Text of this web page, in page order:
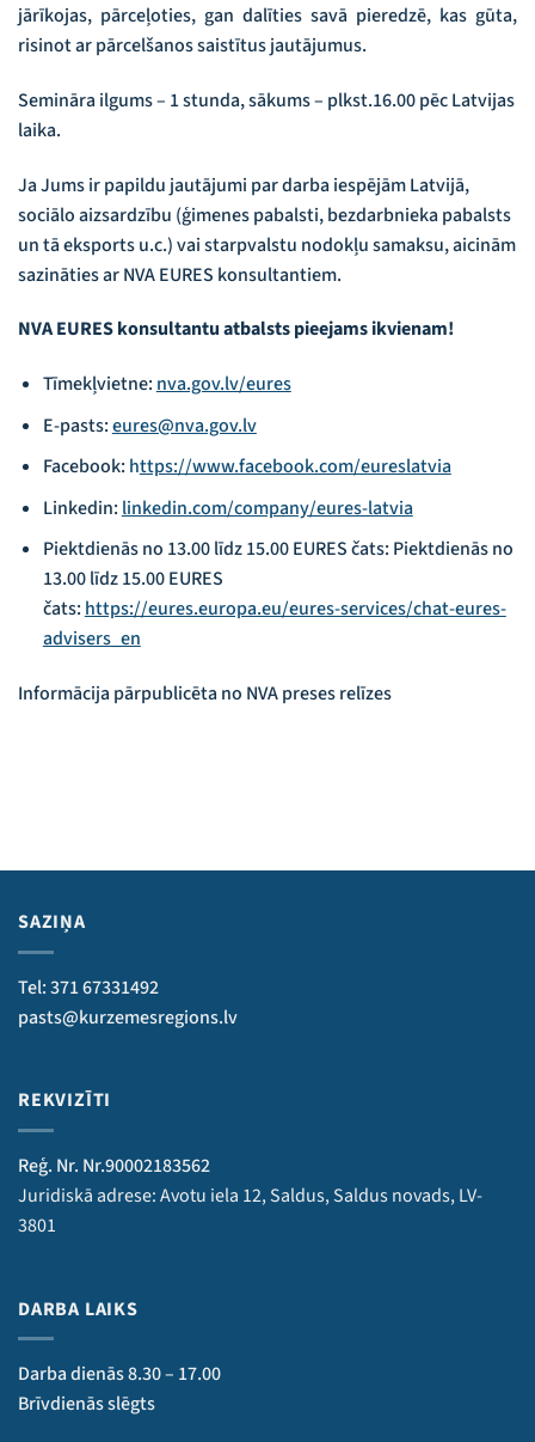
jārīkojas, pārceļoties, gan dalīties savā pieredzē, kas gūta,
risinot ar pārcelšanos saistītus jautājumus.
Semināra ilgums – 1 stunda, sākums – plkst.16.00 pēc Latvijas
laika.
Ja Jums ir papildu jautājumi par darba iespējām Latvijā,
sociālo aizsardzību (ģimenes pabalsti, bezdarbnieka pabalsts
un tā eksports u.c.) vai starpvalstu nodokļu samaksu, aicinām
sazināties ar NVA EURES konsultantiem.
NVA EURES konsultantu atbalsts pieejams ikvienam!
Tīmekļvietne: nva.gov.lv/eures
E-pasts:eures@nva.gov.lv
Facebook: https://www.facebook.com/eureslatvia
Linkedin: linkedin.com/company/eures-latvia
Piektdienās no 13.00 līdz 15.00 EURES čats: Piektdienās no
13.00 līdz 15.00 EURES
čats:https://eures.europa.eu/eures-services/chat-eures-
advisers_en
Informācija pārpublicēta no NVA preses relīzes
SAZIŅA
Tel: 371 67331492
pasts@kurzemesregions.lv
REKVIZĪTI
Reģ. Nr. Nr.90002183562
Juridiskā adrese: Avotu iela 12, Saldus, Saldus novads, LV-
3801
DARBA LAIKS
Darba dienās 8.30 – 17.00
Brīvdienās slēgts